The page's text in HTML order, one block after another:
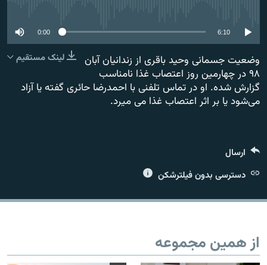
زبان‌های دیگر
0:00 6:10
لینک مستقیم
وضعیت جسمانی وحید باقری از زندانیان آبان
۹۸ در چهارمین روز اعتصاب غذا نامناسب
گزارش شده. او در تماس تلفنی با احمدرضا حائری گفته یا آزاد
می‌شود یا بر اثر اعتصاب غذا می میرد.
ارسال
دسترسی بدون فیلترشکن
از همین مجموعه